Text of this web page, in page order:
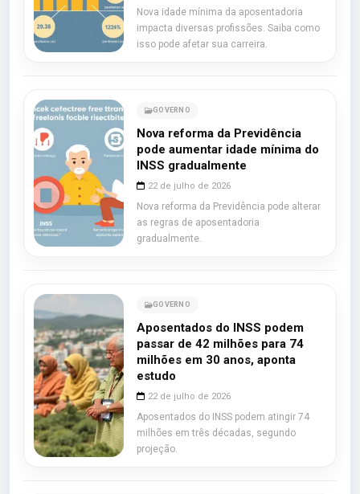
Nova idade mínima da aposentadoria
impacta diversas profissões. Saiba como
isso pode afetar sua carreira.
GOVERNO
Nova reforma da Previdência
pode aumentar idade mínima do
INSS gradualmente
22 de julho de 2026
Nova reforma da Previdência pode alterar
as regras de aposentadoria
gradualmente.
GOVERNO
Aposentados do INSS podem
passar de 42 milhões para 74
milhões em 30 anos, aponta
estudo
22 de julho de 2026
Aposentados do INSS podem atingir 74
milhões em três décadas, segundo
projeção.